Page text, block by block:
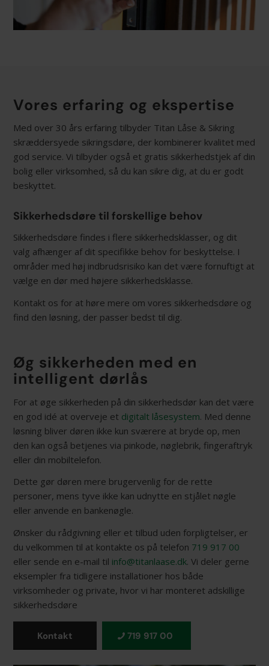
Vores erfaring og ekspertise
Med over 30 års erfaring tilbyder Titan Låse & Sikring
skræddersyede sikringsdøre, der kombinerer kvalitet med
god service. Vi tilbyder også et gratis sikkerhedstjek af din
bolig eller virksomhed, så du kan sikre dig, at du er godt
beskyttet.
Sikkerhedsdøre til forskellige behov
Sikkerhedsdøre findes i flere sikkerhedsklasser, og dit
valg afhænger af dit specifikke behov for beskyttelse. I
områder med høj indbrudsrisiko kan det være fornuftigt at
vælge en dør med højere sikkerhedsklasse.
Kontakt os for at høre mere om vores sikkerhedsdøre og
find den løsning, der passer bedst til dig.
Øg sikkerheden med en
intelligent dørlås
For at øge sikkerheden på din sikkerhedsdør kan det være
en god idé at overveje et digitalt låsesystem. Med denne
løsning bliver døren ikke kun sværere at bryde op, men
den kan også betjenes via pinkode, nøglebrik, fingeraftryk
eller din mobiltelefon.
Dette gør døren mere brugervenlig for de rette
personer, mens tyve ikke kan udnytte en stjålet nøgle
eller anvende en bankenøgle.
Ønsker du rådgivning eller et tilbud uden forpligtelser, er
du velkommen til at kontakte os på telefon 719 917 00
eller sende en e-mail til info@titanlaase.dk. Vi deler gerne
eksempler fra tidligere installationer hos både
virksomheder og private, hvor vi har monteret adskillige
sikkerhedsdøre
Kontakt 719 917 00